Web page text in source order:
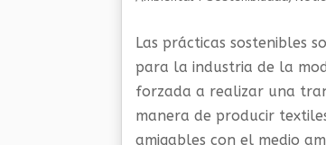
Las prácticas sostenibles
para la industria de la
forzada a realizar una
manera de producir
amigables con el medio